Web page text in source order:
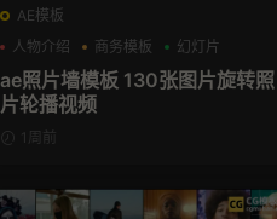
AE模板
人物介绍
商务模板 幻灯片
ae照片墙模板 130张图片旋转照
片轮播视频
1周前